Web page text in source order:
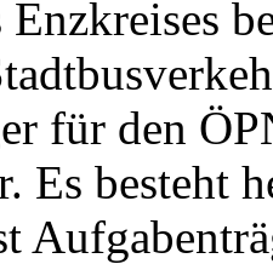
Enzkreises
für den
Es besteht